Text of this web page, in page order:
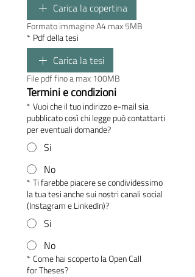
Carica la copertina
Formato immagine A4 max 5MB
* Pdf della tesi
Carica la tesi
File pdf fino a max 100MB
Termini e condizioni
*Vuoi che il tuo indirizzo e-mail sia
pubblicato così chi legge può contattarti
per eventuali domande?
Si
No
*Ti farebbe piacere se condividessimo
la tua tesi anche sui nostri canali social
(Instagram e LinkedIn)?
Si
No
*Come hai scoperto la Open Call
for Theses?